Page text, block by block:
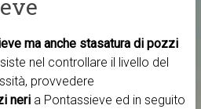
ma anche stasatura di pozzi
nel controllare il livello del
provvedere
neria Pontassieve ed in seguito